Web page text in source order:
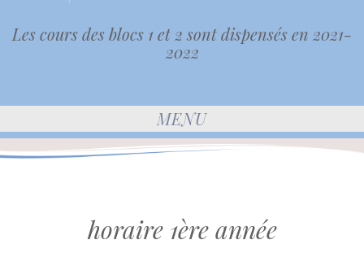
Les cours des blocs 1 et 2 sont dispensés en 2021-
2022
MENU
horaire 1ère année